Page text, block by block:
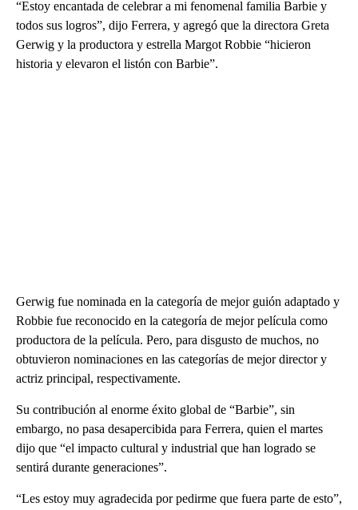
“Estoy encantada de celebrar a mi fenomenal familia Barbie y
todos sus logros”, dijo Ferrera, y agregó que la directora Greta
Gerwig y la productora y estrella Margot Robbie “hicieron
historia y elevaron el listón con Barbie”.
Gerwig fue nominada en la categoría de mejor guión adaptado y
Robbie fue reconocido en la categoría de mejor película como
productora de la película. Pero, para disgusto de muchos, no
obtuvieron nominaciones en las categorías de mejor director y
actriz principal, respectivamente.
Su contribución al enorme éxito global de “Barbie”, sin
embargo, no pasa desapercibida para Ferrera, quien el martes
dijo que “el impacto cultural y industrial que han logrado se
sentirá durante generaciones”.
“Les estoy muy agradecida por pedirme que fuera parte de esto”,